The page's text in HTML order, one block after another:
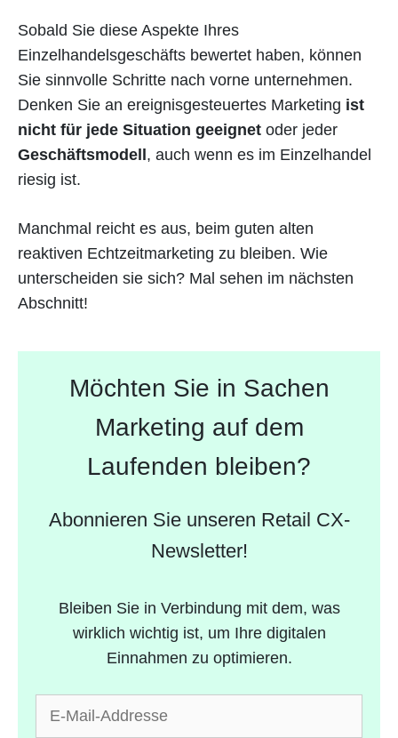
Sobald Sie diese Aspekte Ihres
Einzelhandelsgeschäfts bewertet haben, können
Sie sinnvolle Schritte nach vorne unternehmen.
Denken Sie an ereignisgesteuertes Marketing ist
nicht für jede Situation geeignet oder jeder
Geschäftsmodell, auch wenn es im Einzelhandel
riesig ist.
Manchmal reicht es aus, beim guten alten
reaktiven Echtzeitmarketing zu bleiben. Wie
unterscheiden sie sich? Mal sehen im nächsten
Abschnitt!
Möchten Sie in Sachen
Marketing auf dem
Laufenden bleiben?
Abonnieren Sie unseren Retail CX-
Newsletter!
Bleiben Sie in Verbindung mit dem, was
wirklich wichtig ist, um Ihre digitalen
Einnahmen zu optimieren.